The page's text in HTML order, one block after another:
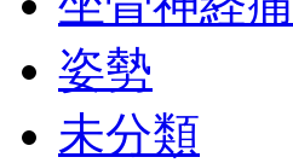
姿勢
未分類